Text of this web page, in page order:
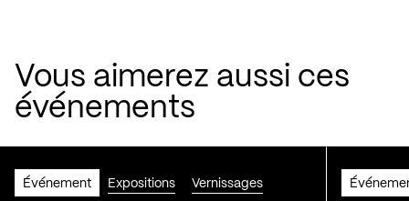
Vous aimerez aussi ces
événements
Événement Expositions Vernissages